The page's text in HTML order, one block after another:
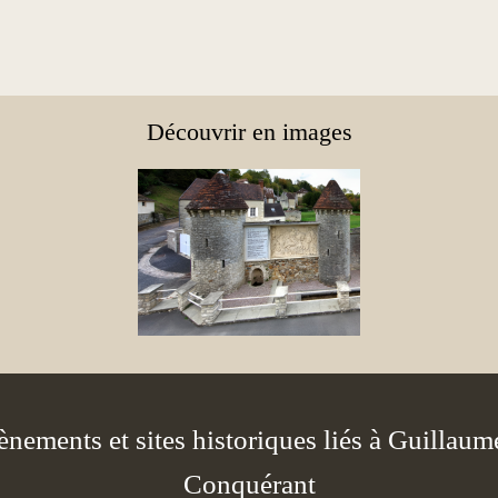
Découvrir en images
et sites historiques liés à
Conquérant